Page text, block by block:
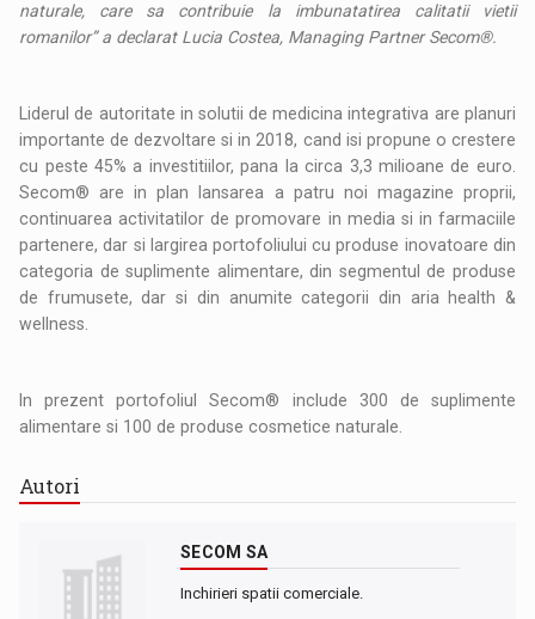
naturale, care sa contribuie la imbunatatirea calitatii vietii
romanilor” a declarat Lucia Costea, Managing Partner Secom®.
Liderul de autoritate in solutii de medicina integrativa are planuri
importante de dezvoltare si in 2018, cand isi propune o crestere
cu peste 45% a investitiilor, pana la circa 3,3 milioane de euro.
Secom® are in plan lansarea a patru noi magazine proprii,
continuarea activitatilor de promovare in media si in farmaciile
partenere, dar si largirea portofoliului cu produse inovatoare din
categoria de suplimente alimentare, din segmentul de produse
de frumusete, dar si din anumite categorii din aria health &
wellness.
In prezent portofoliul Secom® include 300 de suplimente
alimentare si 100 de produse cosmetice naturale.
Autori
SECOM SA
Inchirieri spatii comerciale.